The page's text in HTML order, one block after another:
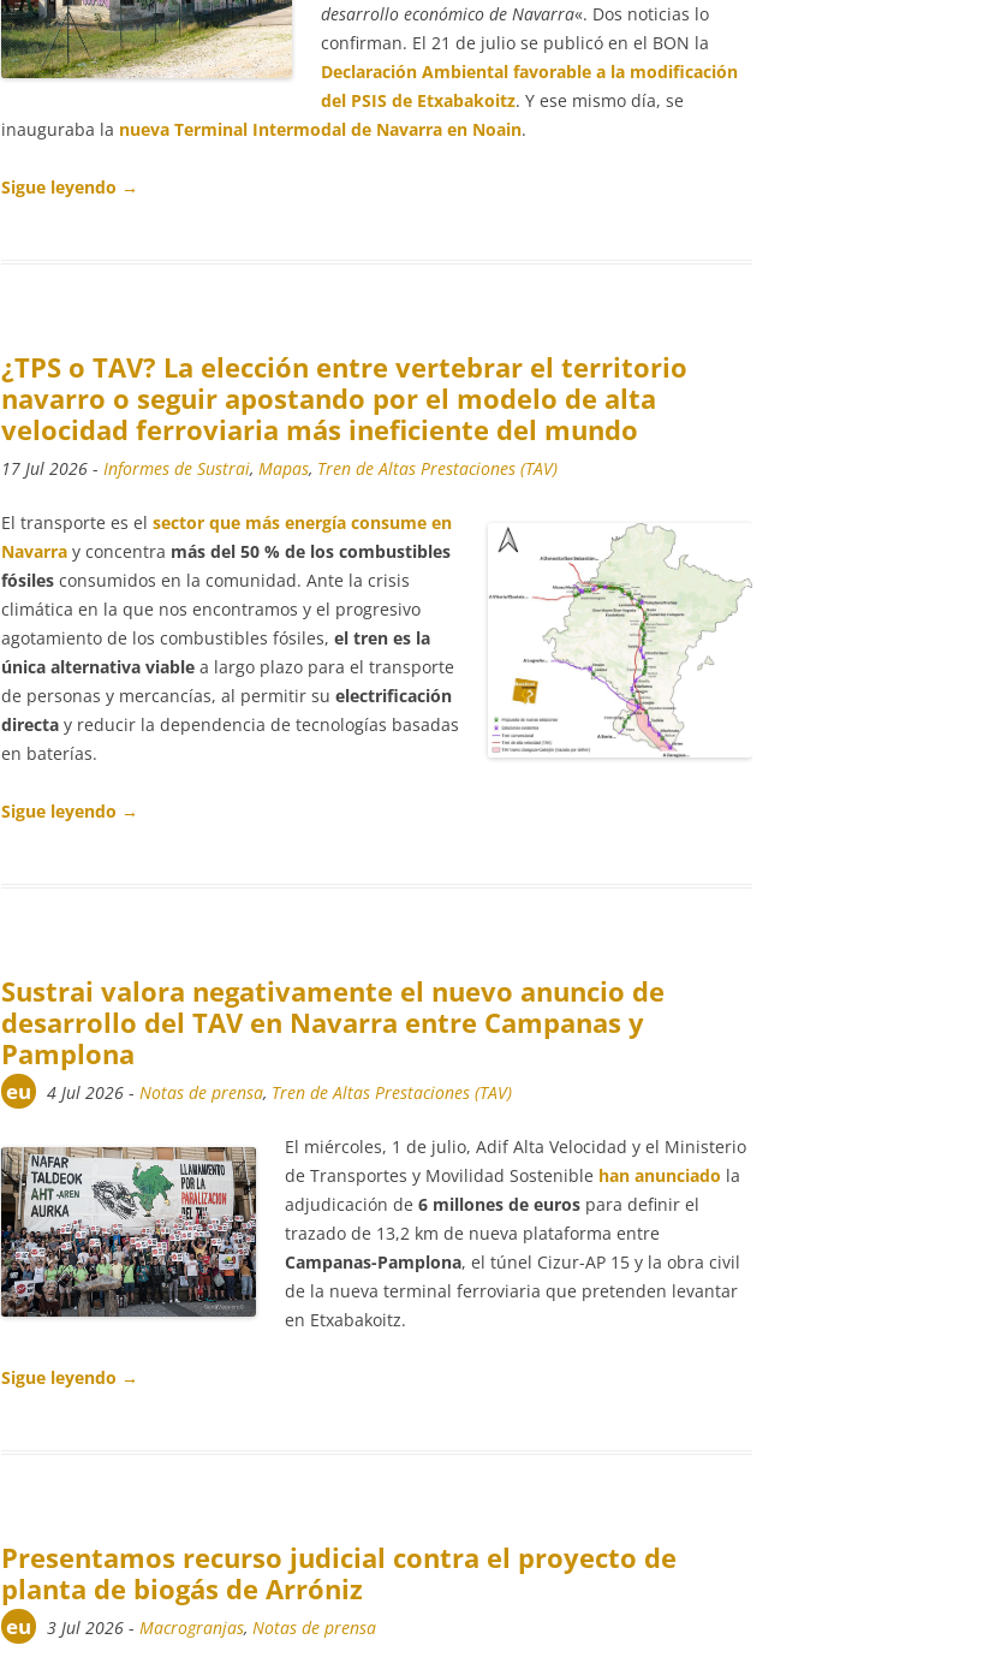
desarrollo económico de Navarra«. Dos noticias lo
confirman. El 21 de julio se publicó en el BON la
Declaración Ambiental favorable a la modificación
del PSIS de Etxabakoitz. Y ese mismo día, se
inauguraba la nueva Terminal Intermodal de Navarra en Noain.
Sigue leyendo →
¿TPS o TAV? La elección entre vertebrar el territorio
navarro o seguir apostando por el modelo de alta
velocidad ferroviaria más ineficiente del mundo
17 Jul 2026 -Informes de Sustrai,Mapas, Tren de Altas Prestaciones (TAV)
El transporte es elsector que más energía consume en
Navarra y concentra más del 50 % de los combustibles
fósiles consumidos en la comunidad. Ante la crisis
climática en la que nos encontramos y el progresivo
agotamiento de los combustibles fósiles,el tren es la
única alternativa viable a largo plazo para el transporte
de personas y mercancías, al permitir suelectrificación
directa y reducir la dependencia de tecnologías basadas
en baterías.
Sigue leyendo →
Sustrai valora negativamente el nuevo anuncio de
desarrollo del TAV en Navarra entre Campanas y
Pamplona
eu 4 Jul 2026 -Notas de prensa, Tren de Altas Prestaciones (TAV)
El miércoles, 1 de julio, Adif Alta Velocidad y el Ministerio
de Transportes y Movilidad Sostenible han anunciado la
adjudicación de6 millones de euros para definir el
trazado de 13,2 km de nueva plataforma entre
Campanas-Pamplona, el túnel Cizur-AP 15 y la obra civil
de la nueva terminal ferroviaria que pretenden levantar
en Etxabakoitz.
Sigue leyendo →
Presentamos recurso judicial contra el proyecto de
planta de biogás de Arróniz
eu 3 Jul 2026 -Macrogranjas,Notas de prensa